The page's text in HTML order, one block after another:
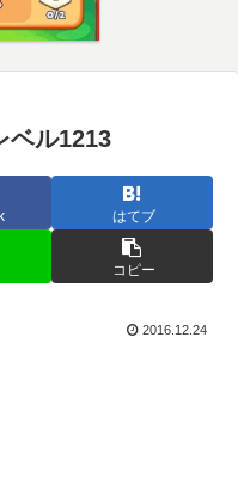
ベル1213
はてブ
コピー
2016.12.24